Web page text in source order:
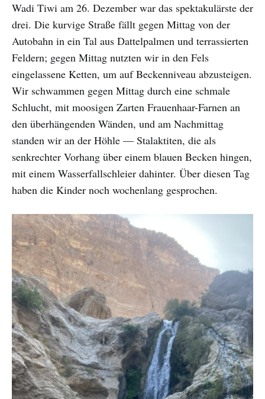
Wadi Tiwi am 26. Dezember war das spektakulärste der
drei. Die kurvige Straße fällt gegen Mittag von der
Autobahn in ein Tal aus Dattelpalmen und terrassierten
Feldern; gegen Mittag nutzten wir in den Fels
eingelassene Ketten, um auf Beckenniveau abzusteigen.
Wir schwammen gegen Mittag durch eine schmale
Schlucht, mit moosigen Zarten Frauenhaar-Farnen an
den überhängenden Wänden, und am Nachmittag
standen wir an der Höhle — Stalaktiten, die als
senkrechter Vorhang über einem blauen Becken hingen,
mit einem Wasserfallschleier dahinter. Über diesen Tag
haben die Kinder noch wochenlang gesprochen.